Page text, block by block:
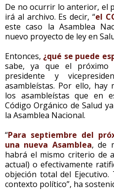
De no ocurrir lo anterior, el
irá al archivo. Es decir, “el
este caso la Asamblea
nuevo proyecto de ley en
Entonces, ¿qué se puede
sabe, ya que el próximo
presidente y
asambleístas. Por ello, hay
los asambleístas que en
Código Orgánico de Salud
la Asamblea Nacional.
“Para septiembre del
una nueva Asamblea, de
habrá el mismo criterio de
actual) o efectivamente
objeción total del
contexto político”, ha